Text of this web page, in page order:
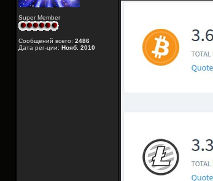
Super Member
Сообщений всего: 2486
Дата рег-ции: Нояб. 2010